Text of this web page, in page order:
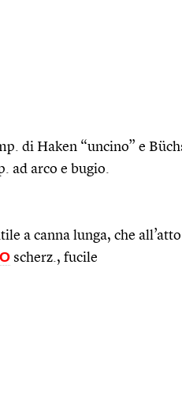
di Haken “uncino” e
ad arco e bugio.
a canna lunga, che
scherz., fucile